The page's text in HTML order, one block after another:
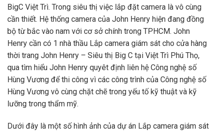
BigC Việt Trì. Trong siêu thị việc lắp đặt camera là vô cùng
cần thiết. Hệ thống camera của John Henry hiện đang đồng
bộ từ bắc vào nam với cơ sở chính trong TPHCM. John
Henry cần có 1 nhà thầu Lắp camera giám sát cho cửa hàng
thời trang John Henry – Siêu thị Big C tại Việt Trì Phú Thọ,
qua tìm hiểu John Henry quyêt định liên hệ Công nghệ số
Hùng Vương để thi công vì các công trình của Công nghệ số
Hùng Vương vô cùng chặt chẽ trong yếu tố kỹ thuật và kỹ
lưỡng trong thẩm mỹ.
Dưới đây là một số hình ảnh của dự án Lắp camera giám sát